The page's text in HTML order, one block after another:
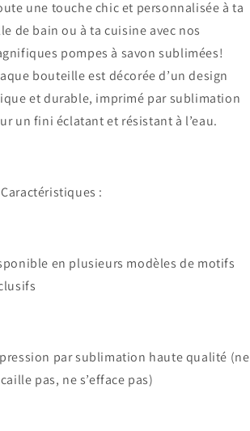
une touche chic et personnalisée à ta
de bain ou à ta cuisine avec nos
pompes à savon sublimées!
bouteille est décorée d’un design
et durable, imprimé par sublimation
un fini éclatant et résistant à l’eau.
:
en plusieurs modèles de motifs
par sublimation haute qualité (ne
pas, ne s’efface pas)